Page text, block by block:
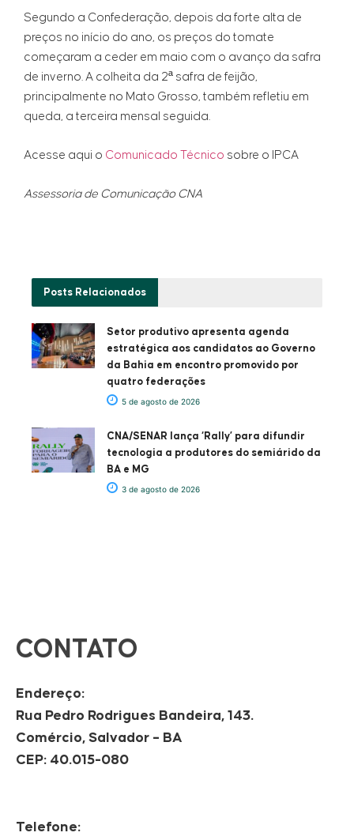
Segundo a Confederação, depois da forte alta de
preços no início do ano, os preços do tomate
começaram a ceder em maio com o avanço da safra
de inverno. A colheita da 2ª safra de feijão,
principalmente no Mato Grosso, também refletiu em
queda, a terceira mensal seguida.
Acesse aqui o Comunicado Técnico sobre o IPCA
Assessoria de Comunicação CNA
Posts Relacionados
Setor produtivo apresenta agenda
estratégica aos candidatos ao Governo
da Bahia em encontro promovido por
quatro federações
5 de agosto de 2026
CNA/SENAR lança ‘Rally’ para difundir
tecnologia a produtores do semiárido da
BA e MG
3 de agosto de 2026
CONTATO
Endereço:
Rua Pedro Rodrigues Bandeira, 143.
Comércio, Salvador – BA
CEP: 40.015-080
Telefone: